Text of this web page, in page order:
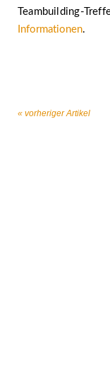
Teambuilding-
Informationen.
« vorheriger Artikel